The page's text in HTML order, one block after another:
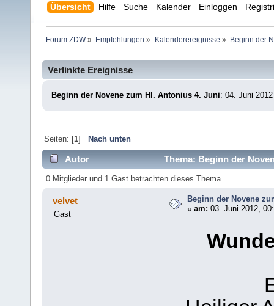
Übersicht Hilfe Suche Kalender Einloggen
Forum ZDW» Empfehlungen » Kalenderereignisse » Beginn der
Verlinkte Ereignisse
Beginn der Novene zum Hl. Antonius 4. Juni: 04. Juni 2012
Seiten: [1] Nach unten
Autor Thema: Beginn der
0 Mitglieder und 1 Gast betrachten dieses Thema.
velvet
Gast
Beginn der Novene
«am: 03. Juni 2012,